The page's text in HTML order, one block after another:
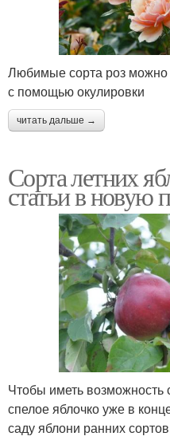
Любимые сорта роз можно
с помощью окулировки
читать дальше →
Сорта летних
статьи в новую
Чтобы иметь возможность
спелое яблочко уже в
саду яблони ранних